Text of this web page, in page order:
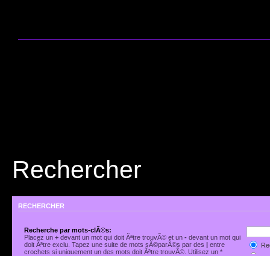
Rechercher
RECHERCHER
Recherche par mots-clÃ©s:
Placez un+ devant un mot qui doit Ãªtre trouvÃ© et un- devant un mot qui
doit Ãªtre exclu. Tapez une suite de mots sÃ©parÃ©s par des| entre
crochets si uniquement un des mots doit Ãªtre trouvÃ©. Utilisez un *